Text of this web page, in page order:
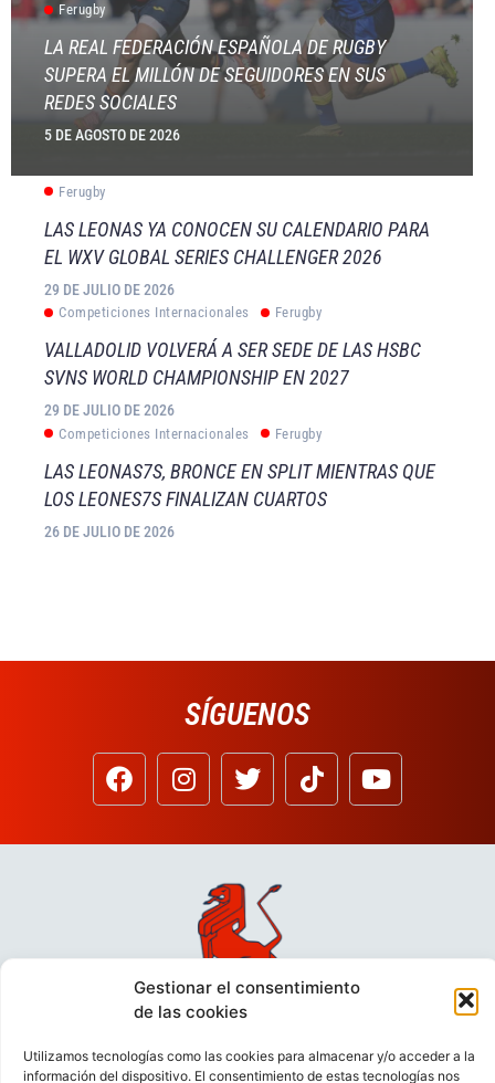
Gestionar el consentimiento
de las cookies
Utilizamos tecnologías como las cookies para almacenar y/o acceder a la
información del dispositivo. El consentimiento de estas tecnologías nos
Ferugby
LA REAL FEDERACIÓN ESPAÑOLA DE RUGBY
SUPERA EL MILLÓN DE SEGUIDORES EN SUS
REDES SOCIALES
5 DE AGOSTO DE 2026
Ferugby
LAS LEONAS YA CONOCEN SU CALENDARIO PARA
EL WXV GLOBAL SERIES CHALLENGER 2026
29 DE JULIO DE 2026
Competiciones Internacionales Ferugby
VALLADOLID VOLVERÁ A SER SEDE DE LAS HSBC
SVNS WORLD CHAMPIONSHIP EN 2027
29 DE JULIO DE 2026
Competiciones Internacionales Ferugby
LAS LEONAS7S, BRONCE EN SPLIT MIENTRAS QUE
LOS LEONES7S FINALIZAN CUARTOS
26 DE JULIO DE 2026
SÍGUENOS